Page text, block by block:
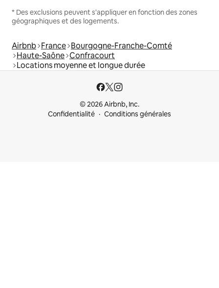
* Des exclusions peuvent s'appliquer en fonction des zones
géographiques et des logements.
Airbnb France Bourgogne-Franche-Comté
Haute-Saône Confracourt
Locations moyenne et longue durée
© 2026 Airbnb, Inc.
Confidentialité
Conditions générales